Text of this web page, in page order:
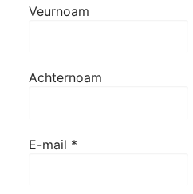
Veurnoam
Achternoam
E-mail *